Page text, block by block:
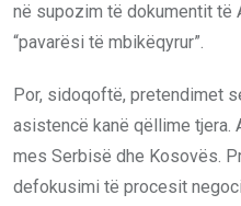
në supozim të dokumentit të
“pavarësi të mbikëqyrur”.
Por, sidoqoftë, pretendimet
asistencë kanë qëllime tjera.
mes Serbisë dhe Kosovës.
defokusimi të procesit